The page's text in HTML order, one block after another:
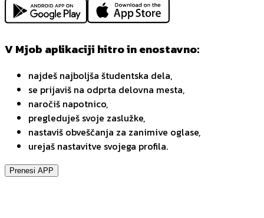
V Mjob aplikaciji hitro in enostavno:
najdeš najboljša študentska dela,
se prijaviš na odprta delovna mesta,
naročiš napotnico,
pregleduješ svoje zaslužke,
nastaviš obveščanja za zanimive oglase,
urejaš nastavitve svojega profila.
Prenesi APP